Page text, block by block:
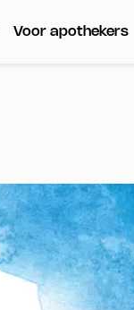
Voor apothekers